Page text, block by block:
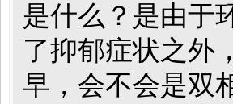
是什么？是由于
了抑郁症状之外
早， 会不会是双